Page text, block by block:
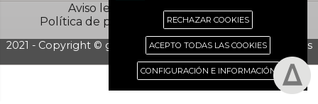
Aviso legal
Política de cookies
Política de privacidad
Ciudad Real activa
2021 - Copyright © grupo Adversia S.L. - Todos los derechos
reservados
RECHAZAR COOKIES
ACEPTO TODAS LAS COOKIES
CONFIGURACIÓN E INFORMACIÓN